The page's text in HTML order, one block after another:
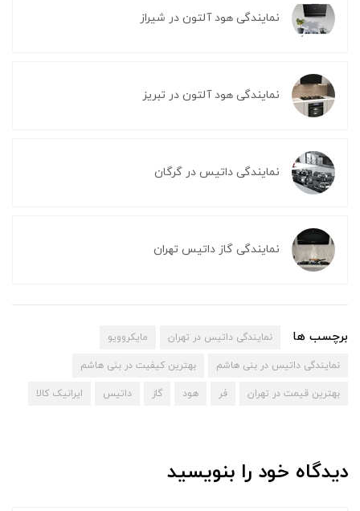
نمایندگی هود آلتون در شیراز
نمایندگی هود آلتون در تبریز
نمایندگی داتیس در گرگان
نمایندگی گاز داتیس تهران
برچسب ها نمایندگی داتیس در تهران مایکروویو
نمایندگی داتیس در بنی هاشم بهترین کیفیت در بنی هاشم
بهترین قیمت در تهران فر هود گاز داتیس ایرانیک کالا
دیدگاه خود را بنویسید